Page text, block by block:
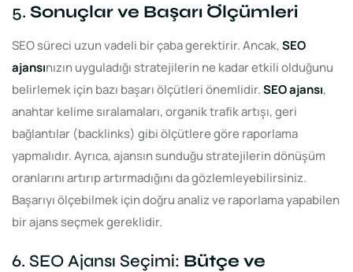
5. Sonuçlar ve Başarı Ölçümleri
SEO süreci uzun vadeli bir çaba gerektirir. Ancak,SEO
ajansınızın uyguladığı stratejilerin ne kadar etkili olduğunu
belirlemek için bazı başarı ölçütleri önemlidir.SEO ajansı,
anahtar kelime sıralamaları, organik trafik artışı, geri
bağlantılar (backlinks) gibi ölçütlere göre raporlama
yapmalıdır. Ayrıca, ajansın sunduğu stratejilerin dönüşüm
oranlarını artırıp artırmadığını da gözlemleyebilirsiniz.
Başarıyı ölçebilmek için doğru analiz ve raporlama yapabilen
bir ajans seçmek gereklidir.
6. SEO Ajansı Seçimi: Bütçe ve